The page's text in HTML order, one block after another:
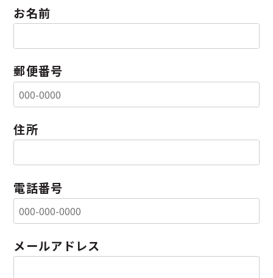
お名前
郵便番号
住所
電話番号
メールアドレス